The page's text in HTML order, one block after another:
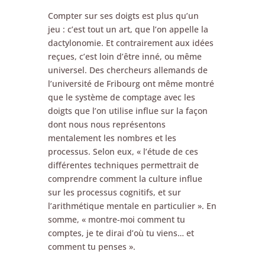
Compter sur ses doigts est plus qu’un
jeu : c’est tout un art, que l’on appelle la
dactylonomie. Et contrairement aux idées
reçues, c’est loin d’être inné, ou même
universel. Des chercheurs allemands de
l’université de Fribourg ont même montré
que le système de comptage avec les
doigts que l’on utilise influe sur la façon
dont nous nous représentons
mentalement les nombres et les
processus. Selon eux, « l’étude de ces
différentes techniques permettrait de
comprendre comment la culture influe
sur les processus cognitifs, et sur
l’arithmétique mentale en particulier ». En
somme, « montre-moi comment tu
comptes, je te dirai d’où tu viens… et
comment tu penses ».